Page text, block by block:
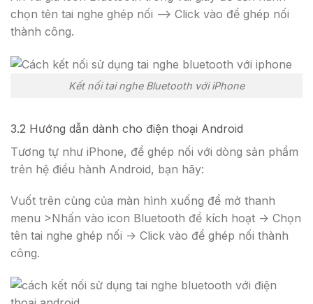
chọn tên tai nghe ghép nối – > Click vào để ghép nối
thành công.
Kết nối tai nghe Bluetooth với iPhone
3.2 Hướng dẫn dành cho điện thoại Android
Tương tự như iPhone, để ghép nối với dòng sản phẩm
trên hệ điều hành Android, bạn hãy:
Vuốt trên cùng của màn hình xuống để mở thanh
menu >Nhấn vào icon Bluetooth để kích hoạt -> Chọn
tên tai nghe ghép nối -> Click vào để ghép nối thành
công.